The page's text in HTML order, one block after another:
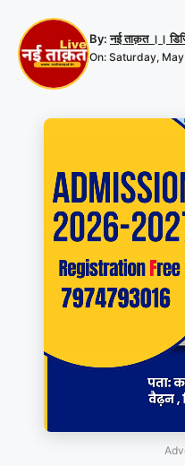
By:नई ताक़त ।।
On: Saturday,